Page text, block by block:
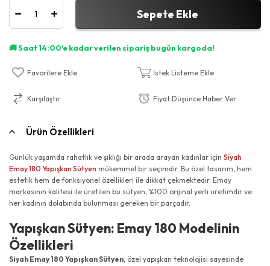
Favorilere Ekle İstek Listeme Ekle
Karşılaştır Fiyat Düşünce Haber Ver
Ürün Özellikleri
Günlük yaşamda rahatlık ve şıklığı bir arada arayan kadınlar için Siyah
Emay 180 Yapışkan Sütyen mükemmel bir seçimdir. Bu özel tasarım, hem
estetik hem de fonksiyonel özellikleri ile dikkat çekmektedir. Emay
markasının kalitesi ile üretilen bu sütyen, %100 orijinal yerli üretimdir ve
her kadının dolabında bulunması gereken bir parçadır.
Yapışkan Sütyen: Emay 180 Modelinin
Özellikleri
Siyah Emay 180 Yapışkan Sütyen, özel yapışkan teknolojisi sayesinde